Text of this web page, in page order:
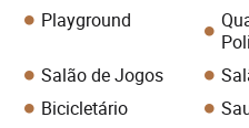
Playground
Salão de Jogos
Bicicletário